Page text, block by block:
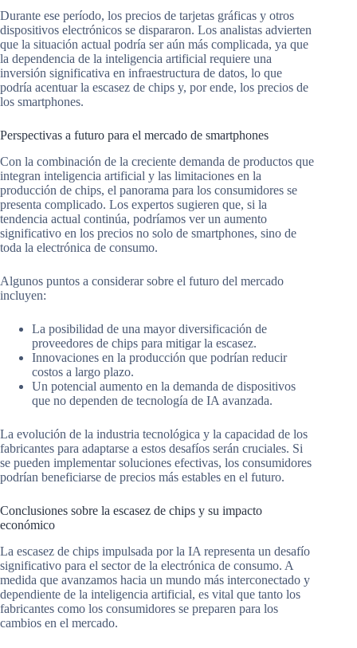
Durante ese período, los precios de tarjetas gráficas y otros
dispositivos electrónicos se dispararon. Los analistas advierten
que la situación actual podría ser aún más complicada, ya que
la dependencia de la inteligencia artificial requiere una
inversión significativa en infraestructura de datos, lo que
podría acentuar la escasez de chips y, por ende, los precios de
los smartphones.
Perspectivas a futuro para el mercado de smartphones
Con la combinación de la creciente demanda de productos que
integran inteligencia artificial y las limitaciones en la
producción de chips, el panorama para los consumidores se
presenta complicado. Los expertos sugieren que, si la
tendencia actual continúa, podríamos ver un aumento
significativo en los precios no solo de smartphones, sino de
toda la electrónica de consumo.
Algunos puntos a considerar sobre el futuro del mercado
incluyen:
La posibilidad de una mayor diversificación de
proveedores de chips para mitigar la escasez.
Innovaciones en la producción que podrían reducir
costos a largo plazo.
Un potencial aumento en la demanda de dispositivos
que no dependen de tecnología de IA avanzada.
La evolución de la industria tecnológica y la capacidad de los
fabricantes para adaptarse a estos desafíos serán cruciales. Si
se pueden implementar soluciones efectivas, los consumidores
podrían beneficiarse de precios más estables en el futuro.
Conclusiones sobre la escasez de chips y su impacto
económico
La escasez de chips impulsada por la IA representa un desafío
significativo para el sector de la electrónica de consumo. A
medida que avanzamos hacia un mundo más interconectado y
dependiente de la inteligencia artificial, es vital que tanto los
fabricantes como los consumidores se preparen para los
cambios en el mercado.